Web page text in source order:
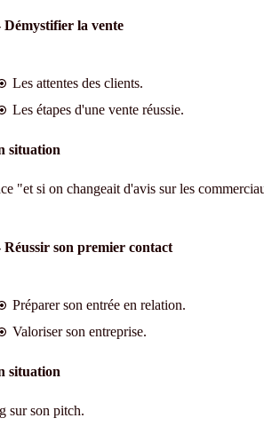
Démystifier la vente
Les attentes des clients.
Les étapes d'une vente réussie.
situation
"et si on changeait d'avis sur les
Réussir son premier contact
Préparer son entrée en relation.
Valoriser son entreprise.
situation
sur son pitch.